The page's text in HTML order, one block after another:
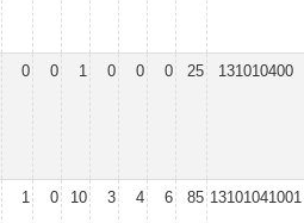
0 0 1 0 0 0 25 131010400
1 0 10 3 4 6 85 13101041001